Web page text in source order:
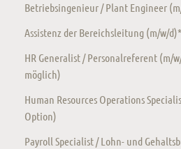
Betriebsingenieur / Plant Engineer
Assistenz der Bereichsleitung (m/w/
HR Generalist / Personalreferent (m/
möglich)
Human Resources Operations
Option)
Payroll Specialist / Lohn- und